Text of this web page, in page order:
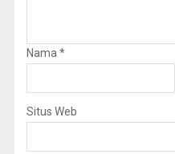
Nama *
Situs Web